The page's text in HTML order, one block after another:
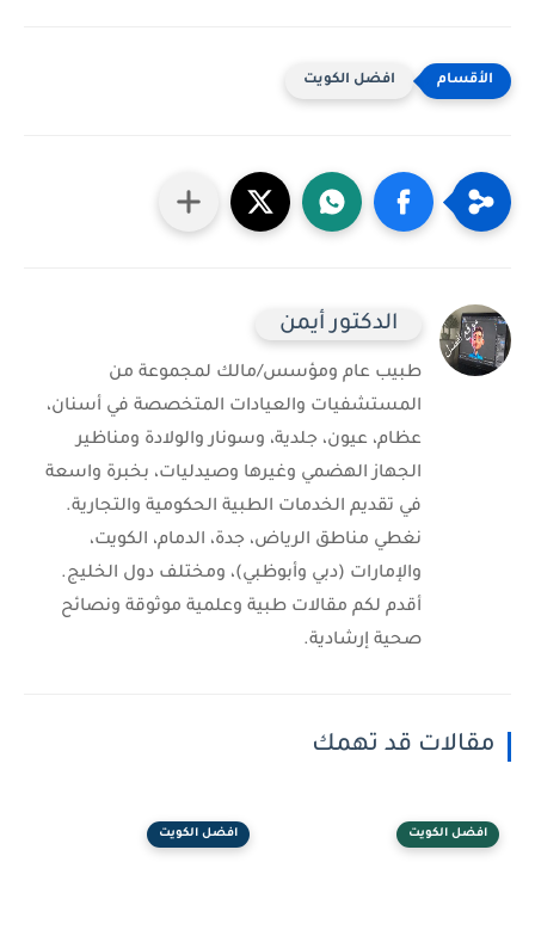
افضل الكويت
الدكتور أيمن
طبيب عام ومؤسس/مالك لمجموعة من
المستشفيات والعيادات المتخصصة في أسنان،
عظام، عيون، جلدية، وسونار والولادة ومناظير
الجهاز الهضمي وغيرها وصيدليات، بخبرة واسعة
في تقديم الخدمات الطبية الحكومية والتجارية.
نغطي مناطق الرياض، جدة، الدمام، الكويت،
والإمارات (دبي وأبوظبي)، ومختلف دول الخليج.
أقدم لكم مقالات طبية وعلمية موثوقة ونصائح
صحية إرشادية.
مقالات قد تهمك
افضل الكويت افضل الكويت